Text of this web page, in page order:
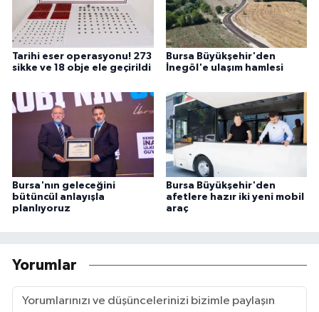
Tarihi eser operasyonu! 273
sikke ve 18 obje ele geçirildi
Bursa Büyükşehir'den
İnegöl'e ulaşım hamlesi
Bursa'nın geleceğini
bütüncül anlayışla
planlıyoruz
Bursa Büyükşehir'den
afetlere hazır iki yeni mobil
araç
Yorumlar